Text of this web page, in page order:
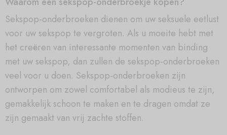
Sekspop-onderbroeken dienen om uw seksuele eetlust
voor uw sekspop te vergroten. Als u moeite hebt met
het creëren van interessante momenten van binding
met uw sekspop, dan zullen de sekspop-onderbroeken
veel voor u doen. Sekspop-onderbroeken zijn
ontworpen om zowel comfortabel als modieus te zijn,
gemakkelijk schoon te maken en te dragen omdat ze
zijn gemaakt van vrij zachte stoffen.